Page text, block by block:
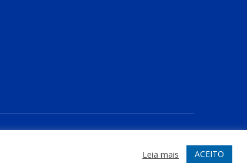
Leia mais ACEITO